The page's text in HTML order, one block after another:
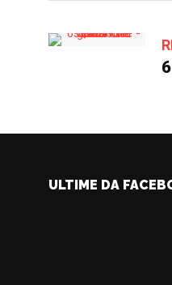
ULTIME DA